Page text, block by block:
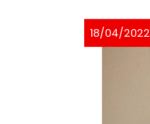
18/04/2022